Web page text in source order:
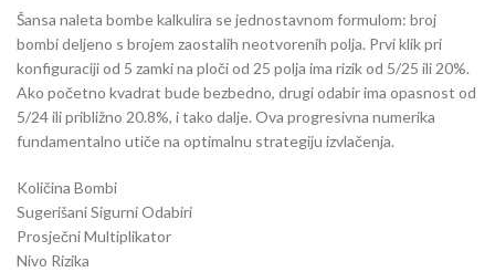
Šansa naleta bombe kalkulira se jednostavnom formulom: broj
bombi deljeno s brojem zaostalih neotvorenih polja. Prvi klik pri
konfiguraciji od 5 zamki na ploči od 25 polja ima rizik od 5/25 ili 20%.
Ako početno kvadrat bude bezbedno, drugi odabir ima opasnost od
5/24 ili približno 20.8%, i tako dalje. Ova progresivna numerika
fundamentalno utiče na optimalnu strategiju izvlačenja.
Količina Bombi
Sugerišani Sigurni Odabiri
Prosječni Multiplikator
Nivo Rizika